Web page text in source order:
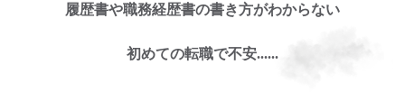
履歴書や職務経歴書の書き方がわからない
初めての転職で不安......
お任せくださ